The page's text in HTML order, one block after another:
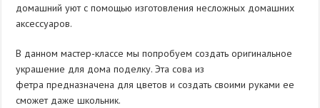
домашний уют с помощью изготовления несложных домашних
аксессуаров.
В данном мастер-классе мы попробуем создать оригинальное
украшение для дома поделку. Эта сова из
фетра предназначена для цветов и создать своими руками ее
сможет даже школьник.